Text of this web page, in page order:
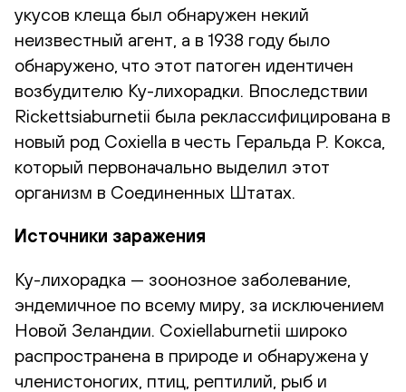
укусов клеща был обнаружен некий
неизвестный агент, а в 1938 году было
обнаружено, что этот патоген идентичен
возбудителю Ку-лихорадки. Впоследствии
Rickettsiaburnetii была реклассифицирована в
новый род Coxiella в честь Геральда Р. Кокса,
который первоначально выделил этот
организм в Соединенных Штатах.
Источники заражения
Ку-лихорадка — зоонозное заболевание,
эндемичное по всему миру, за исключением
Новой Зеландии. Coxiellaburnetii широко
распространена в природе и обнаружена у
членистоногих, птиц, рептилий, рыб и